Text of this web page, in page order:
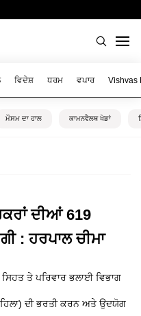
ਵਿਦੇਸ਼ ਧਰਮ ਵਪਾਰ Vishvas
ਮੌਸਮ ਦਾ ਹਾਲ ਕਾਮਨਵੈਲਥ ਖੇਡਾਂ
ਦੀਆਂ 619
: ਹਰਪਾਲ ਚੀਮਾ
ਤੇ ਪਰਿਵਾਰ ਭਲਾਈ ਵਿਭਾਗ
ਦੀ ਭਰਤੀ ਕਰਨ ਅਤੇ ਉਦਯੋਗ